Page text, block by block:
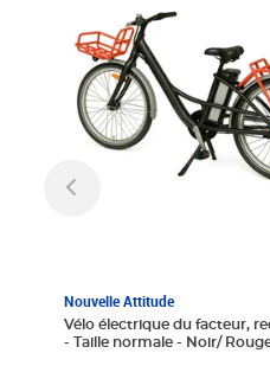
Nouvelle Attitude
Vélo électrique du facteur,
- Taille normale - Noir/